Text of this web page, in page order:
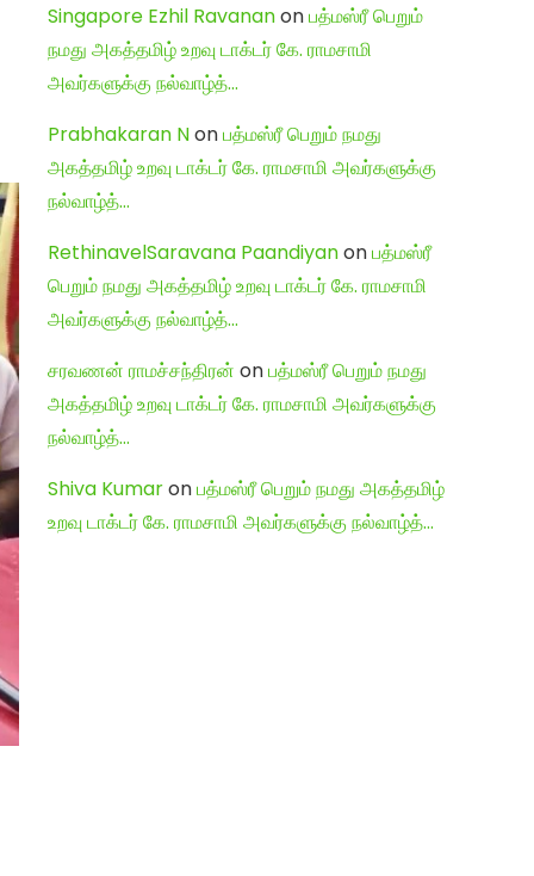
Singapore Ezhil Ravananonபத்மஸ்ரீ பெறும்
நமது அகத்தமிழ் உறவு டாக்டர் கே. ராமசாமி
அவர்களுக்கு நல்வாழ்த்…
Prabhakaran Nonபத்மஸ்ரீ பெறும் நமது
அகத்தமிழ் உறவு டாக்டர் கே. ராமசாமி அவர்களுக்கு
நல்வாழ்த்…
RethinavelSaravana Paandiyanonபத்மஸ்ரீ
பெறும் நமது அகத்தமிழ் உறவு டாக்டர் கே. ராமசாமி
அவர்களுக்கு நல்வாழ்த்…
சரவணன் ராமச்சந்திரன் onபத்மஸ்ரீ பெறும் நமது
அகத்தமிழ் உறவு டாக்டர் கே. ராமசாமி அவர்களுக்கு
நல்வாழ்த்…
Shiva Kumaronபத்மஸ்ரீ பெறும் நமது அகத்தமிழ்
உறவு டாக்டர் கே. ராமசாமி அவர்களுக்கு நல்வாழ்த்…